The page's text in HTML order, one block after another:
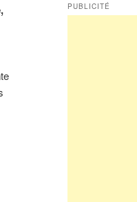
PUBLICITÉ